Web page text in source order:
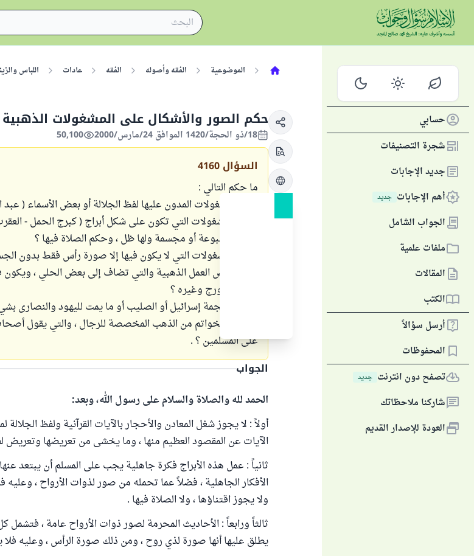
حسابي
شجرة التصنيفات
جديد الإجابات
أهم الإجابات جديد
الجواب الشامل
ملفات علمية
المقالات
الكتب
أرسل سؤالاً
المحفوظات
تصفح دون انترنت جديد
شاركنا ملاحظاتك
العودة للإصدار القديم
الموضوعية الفقه وأصوله الفقه عادات اللباس
حكم الصور والأشكال على المشغولات الذهبية
18/ذو الحجة/1420 الموافق 24/مارس/2000 50,100
السؤال 4160
ما حكم التالي :
أولاً : المشغولات المدون عليها لفظ الجلالة أو بعض الأسماء (
ثانياً : المشغولات التي تكون على شكل أبراج ( كبرج الحمل -
صورة مطبوعة أو مجسمة ولها ظل ، وحكم الصلاة فيها ؟
ثالثاً : المشغولات التي لا يكون فيها إلا صورة رأس فقط بدون
رابعاً : بعض العمل الذهبية والتي تضاف إلى بعض الحلي ،
كجنيه جورج وغيره ؟
خامساً : نجمة إسرائيل أو الصليب أو ما يمت لليهود والنصارى
سادساً : الخواتم من الذهب المخصصة للرجال ، والتي يقول
على المسلمين ؟ .
الجواب
الحمد لله والصلاة والسلام على رسول الله، وبعد:
أولاً : لا يجوز شغل المعادن والأحجار بالآيات القرآنية ولفظ
الآيات عن المقصود العظيم منها ، وما يخشى من تعريضها وتعريض
ثانياً : عمل هذه الأبراج فكرة جاهلية يجب على المسلم أن يبتعد
الأفكار الجاهلية ، فضلاً عما تحمله من صور لذوات الأرواح ،
ولا يجوز اقتناؤها ، ولا الصلاة فيها .
ثالثاً ورابعاً : الأحاديث المحرمة لصور ذوات الأرواح عامة ،
يطلق عليها أنها صورة لذي روح ، ومن ذلك صورة الرأس ، وعليه